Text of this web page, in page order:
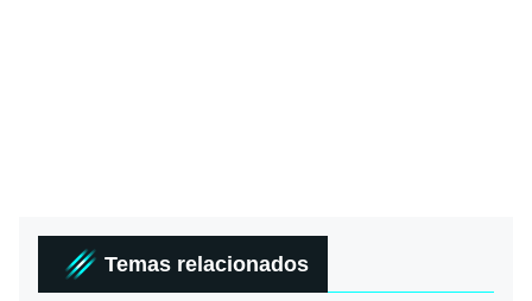
Temas relacionados